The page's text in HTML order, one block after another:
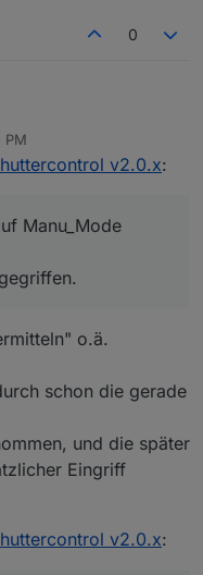
0
SunProtect
PM
v2.0.x:
Manu_Mode
o.ä.
schon die gerade
und die später
Eingriff
v2.0.x: